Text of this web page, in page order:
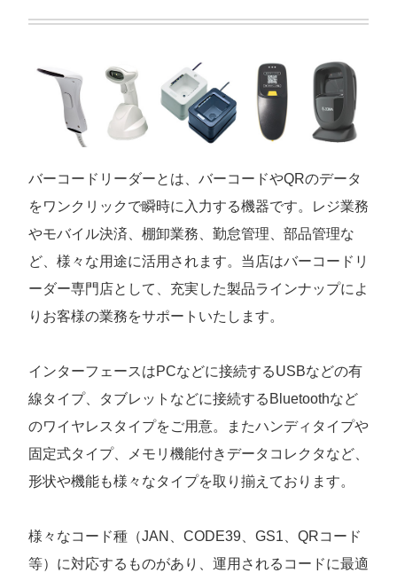
バーコードリーダーとは、バーコードやQRのデータ
をワンクリックで瞬時に入力する機器です。レジ業務
やモバイル決済、棚卸業務、勤怠管理、部品管理な
ど、様々な用途に活用されます。当店はバーコードリ
ーダー専門店として、充実した製品ラインナップによ
りお客様の業務をサポートいたします。
インターフェースはPCなどに接続するUSBなどの有
線タイプ、タブレットなどに接続するBluetoothなど
のワイヤレスタイプをご用意。またハンディタイプや
固定式タイプ、メモリ機能付きデータコレクタなど、
形状や機能も様々なタイプを取り揃えております。
様々なコード種（JAN、CODE39、GS1、QRコード
等）に対応するものがあり、運用されるコードに最適